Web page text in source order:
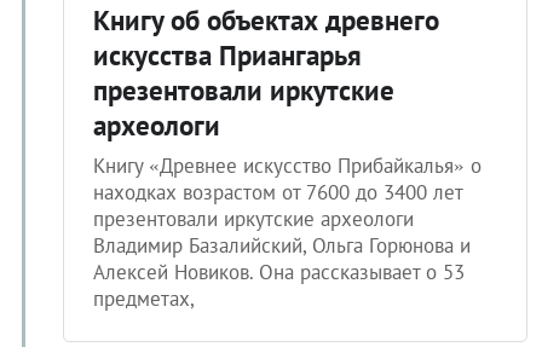
Книгу об объектах древнего
искусства Приангарья
презентовали иркутские
археологи
Книгу «Древнее искусство Прибайкалья» о
находках возрастом от 7600 до 3400 лет
презентовали иркутские археологи
Владимир Базалийский, Ольга Горюнова и
Алексей Новиков. Она рассказывает о 53
предметах,